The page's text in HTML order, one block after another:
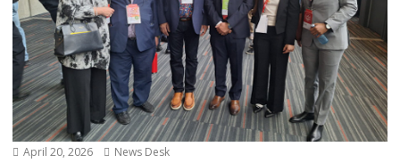
April 20, 2026 News Desk